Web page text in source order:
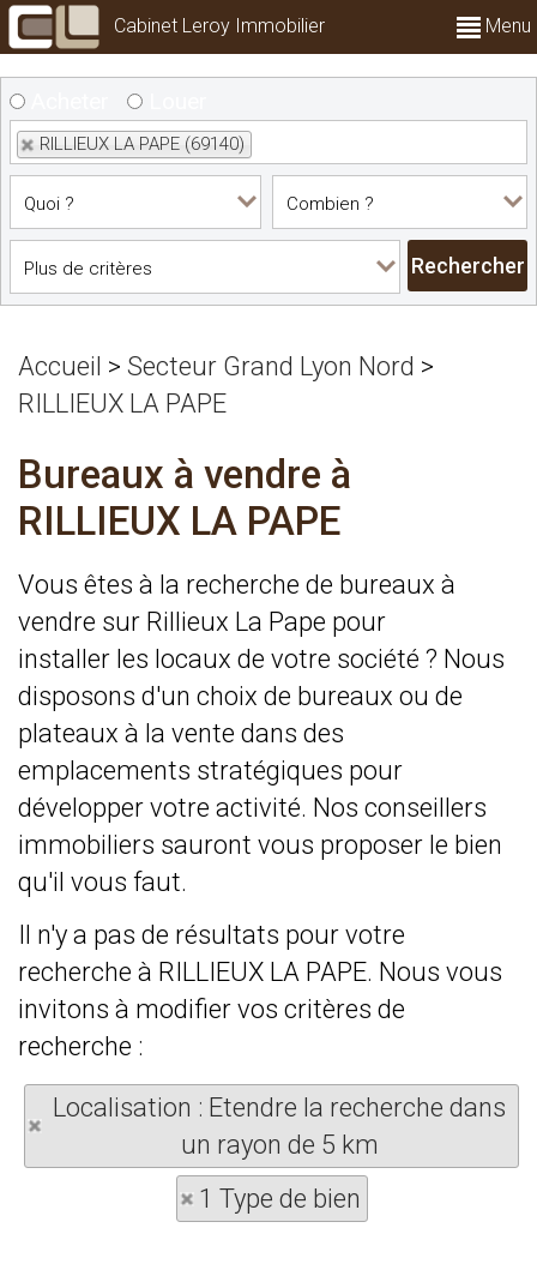
Cabinet Leroy Immobilier Menu
RILLIEUX LA PAPE (69140)
Accueil > Secteur Grand Lyon Nord >
RILLIEUX LA PAPE
Bureaux à vendre à
RILLIEUX LA PAPE
Vous êtes à la recherche de bureaux à
vendre sur Rillieux La Pape pour
installer les locaux de votre société ? Nous
disposons d'un choix de bureaux ou de
plateaux à la vente dans des
emplacements stratégiques pour
développer votre activité. Nos conseillers
immobiliers sauront vous proposer le bien
qu'il vous faut.
Il n'y a pas de résultats pour votre
recherche à RILLIEUX LA PAPE. Nous vous
invitons à modifier vos critères de
recherche :
Localisation : Etendre la recherche dans
un rayon de 5 km
1 Type de bien